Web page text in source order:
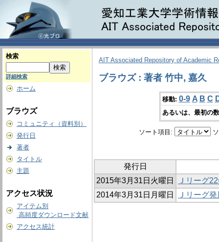
検索
詳細検索
ホーム
ブラウズ
コミュニティ（資料別）
発行日
著者
タイトル
主題
アクセス状況
アイテム別
高頻度ダウンロード文献
アクセス統計
AIT Associated Repository of Academic
ブラウズ : 著者 竹中, 嘉久
移動: 0-9 A B C
あるいは、最初の
ソート項目:
発行日
2015年3月31日火曜日
Ｊリーグ
2014年3月31日月曜日
Ｊリーグ